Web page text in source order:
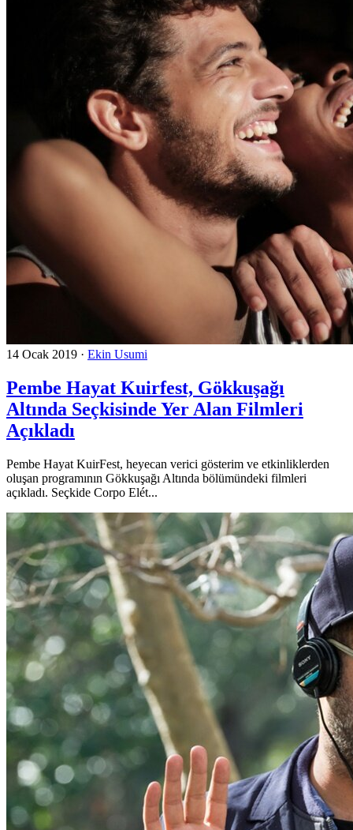
14 Ocak 2019 · Ekin Usumi
Pembe Hayat Kuirfest, Gökkuşağı
Altında Seçkisinde Yer Alan Filmleri
Açıkladı
Pembe Hayat KuirFest, heyecan verici gösterim ve etkinliklerden
oluşan programının Gökkuşağı Altında bölümündeki filmleri
açıkladı. Seçkide Corpo Elét...